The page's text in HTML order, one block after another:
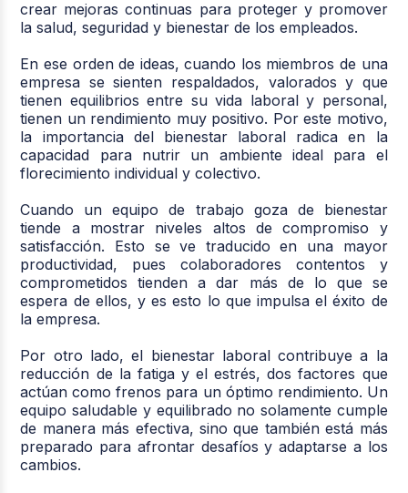
crear mejoras continuas para proteger y promover
la salud, seguridad y bienestar de los empleados.
En ese orden de ideas, cuando los miembros de una
empresa se sienten respaldados, valorados y que
tienen equilibrios entre su vida laboral y personal,
tienen un rendimiento muy positivo. Por este motivo,
la importancia del bienestar laboral radica en la
capacidad para nutrir un ambiente ideal para el
florecimiento individual y colectivo.
Cuando un equipo de trabajo goza de bienestar
tiende a mostrar niveles altos de compromiso y
satisfacción. Esto se ve traducido en una mayor
productividad, pues colaboradores contentos y
comprometidos tienden a dar más de lo que se
espera de ellos, y es esto lo que impulsa el éxito de
la empresa.
Por otro lado, el bienestar laboral contribuye a la
reducción de la fatiga y el estrés, dos factores que
actúan como frenos para un óptimo rendimiento. Un
equipo saludable y equilibrado no solamente cumple
de manera más efectiva, sino que también está más
preparado para afrontar desafíos y adaptarse a los
cambios.